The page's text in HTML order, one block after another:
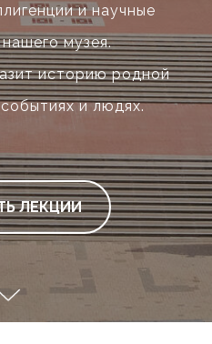
и научные
музея.
историю родной
и людях.
ЛЕКЦИИ